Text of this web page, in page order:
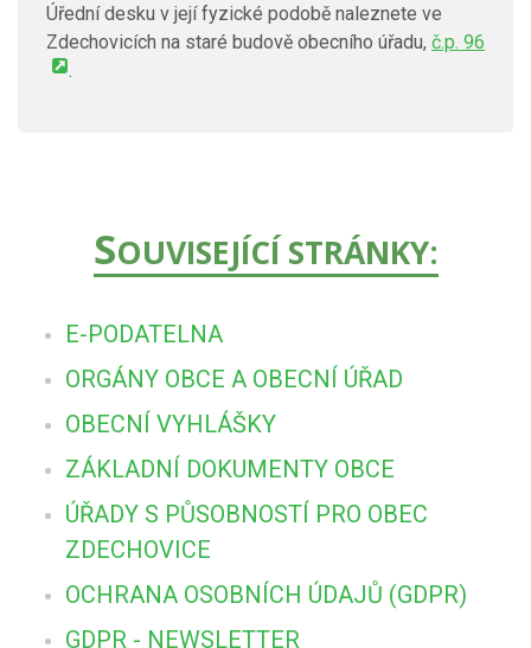
Úřední desku v její fyzické podobě naleznete ve
Zdechovicích na staré budově obecního úřadu, č.p. 96
.
SOUVISEJÍCÍ STRÁNKY:
E-PODATELNA
ORGÁNY OBCE A OBECNÍ ÚŘAD
OBECNÍ VYHLÁŠKY
ZÁKLADNÍ DOKUMENTY OBCE
ÚŘADY S PŮSOBNOSTÍ PRO OBEC
ZDECHOVICE
OCHRANA OSOBNÍCH ÚDAJŮ (GDPR)
GDPR - NEWSLETTER